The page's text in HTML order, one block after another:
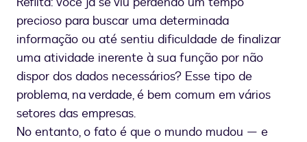
precioso para buscar uma determinada
informação ou até sentiu dificuldade de finalizar
uma atividade inerente à sua função por não
dispor dos dados necessários? Esse tipo de
problema, na verdade, é bem comum em vários
setores das empresas.
No entanto, o fato é que o mundo mudou — e